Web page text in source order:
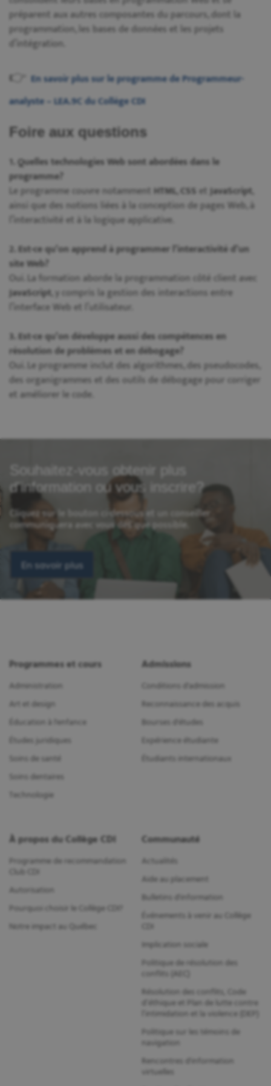
préparent aux autres composantes du parcours, dont la
programmation, les bases de données et les projets
d’intégration.
👉 En savoir plus sur le programme de Programmeur-
analyste – LEA.9C du Collège CDI
Foire aux questions
1. Quelles technologies Web sont abordées dans le
programme?
Le programme couvre notamment HTML CSS et JavaScript
ainsi que des notions liées à la conception de pages Web, à
l’interactivité et à la logique applicative.
2. Est-ce qu’on apprend à programmer l’interactivité d’un
site Web?
Oui. La formation aborde la programmation côté client avec
JavaScript , y compris la gestion des interactions entre
l’interface Web et l’utilisateur.
3. Est-ce qu’on développe aussi des compétences en
résolution de problèmes et en débogage?
Oui. Le programme inclut des algorithmes, des pseudocodes,
des organigrammes et des outils de débogage pour corriger
et améliorer le code.
Souhaitez-vous obtenir plus
d'information ou vous inscrire?
Cliquez sur le bouton ci-dessous et un conseiller
communiquera avec vous dès que possible.
En savoir plus
Programmes et cours
Administration
Art et design
Éducation à l'enfance
Études juridiques
Soins de santé
Soins dentaires
Technologie
Admissions
Conditions d'admission
Reconnaissance des acquis
Bourses d'études
Expérience étudiante
Étudiants internationaux
À propos du Collège CDI
Programme de recommandation
Club CDI
Autorisation
Pourquoi choisir le Collège CDI?
Notre impact au Québec
Communauté
Actualités
Aide au placement
Bulletins d'information
Événements à venir au Collège
CDI
Implication sociale
Politique de résolution des
conflits (AEC)
Résolution des conflits, Code
d’éthique et Plan de lutte contre
l’intimidation et la violence (DEP)
Politique sur les témoins de
navigation
Rencontres d'information
virtuelles